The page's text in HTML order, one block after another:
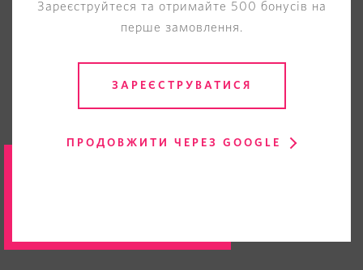
Зареєструйтеся та отримайте 500 бонусів на
перше замовлення.
ЗАРЕЄСТРУВАТИСЯ
ПРОДОВЖИТИ ЧЕРЕЗ GOOGLE